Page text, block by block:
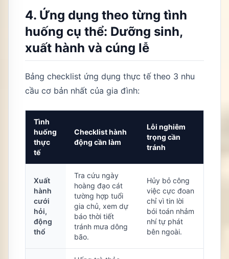
4. Ứng dụng theo từng tình
huống cụ thể: Dưỡng sinh,
xuất hành và cúng lễ
Bảng checklist ứng dụng thực tế theo 3 nhu
cầu cơ bản nhất của gia đình:
Tình
huống
thực
tế
Checklist hành
động cần làm
Lỗi nghiêm
trọng cần
tránh
Xuất
hành
cưới
hỏi,
động
thổ
Tra cứu ngày
hoàng đạo cát
tường hợp tuổi
gia chủ, xem dự
báo thời tiết
tránh mưa dông
bão.
Hủy bỏ công
việc cực đoan
chỉ vì tin lời
bói toán nhảm
nhí tự phát
bên ngoài.